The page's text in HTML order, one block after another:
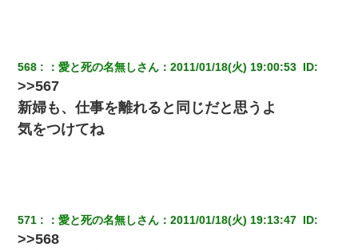
私が遺産を相続。→それを知った義両親が「旅行代金を出せ！」
「リフォーム費用を負担しろ！」「金の管理は私達がする！」と
浅ましくも集りにきた。
反論をしてみた
568 ：愛と死の名無しさん ：2011/01/18(火) 19:00:53 ID:
>>567
新婦も、仕事を離れると同じだと思うよ
気をつけてね
571 ：愛と死の名無しさん ：2011/01/18(火) 19:13:47 ID:
>>568